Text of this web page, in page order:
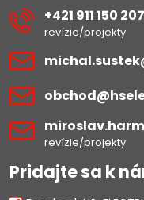
+421 911 150 207
revízie/projekty
revízie/projekty
Pridajte sa k